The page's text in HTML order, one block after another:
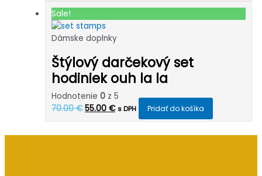
40.00 €.
Sale!
Dámske doplnky
Štýlový darčekový set
hodiniek ouh la la
Hodnotenie 0 z 5
70.00€ Pôvodná
cena
bola:
55.00 €Aktuálna
cena
je:
s DPH Pridať do košíka